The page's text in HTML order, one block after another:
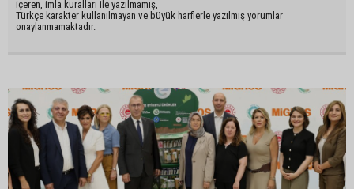
içeren, imla kuralları ile yazılmamış,
Türkçe karakter kullanılmayan ve büyük harflerle yazılmış yorumlar
onaylanmamaktadır.